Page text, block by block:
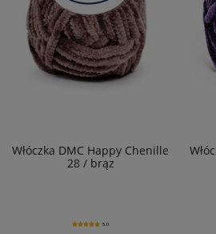
Włóczka DMC Happy Chenille
28 / brąz
5.0